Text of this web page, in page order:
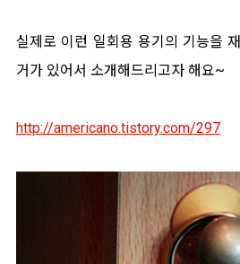
실제로 이런 일회용 용기의 기능을
거가 있어서 소개해드리고자 해요~
http://americano.tistory.com/297